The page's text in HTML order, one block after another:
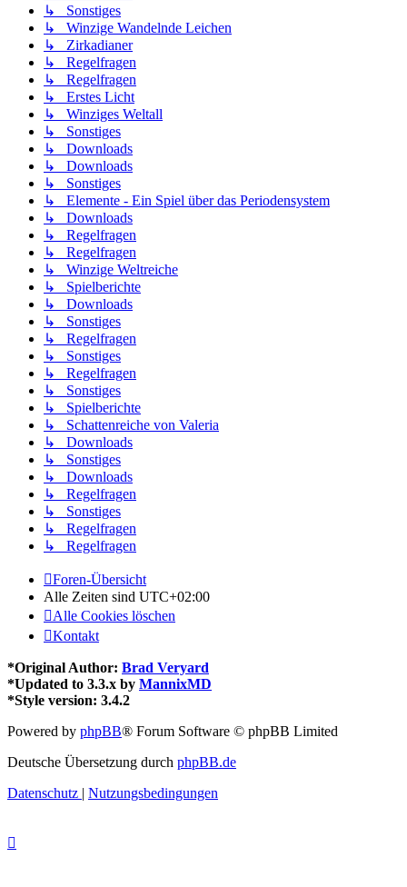
↳ Sonstiges
↳ Winzige Wandelnde Leichen
↳ Zirkadianer
↳ Regelfragen
↳ Regelfragen
↳ Erstes Licht
↳ Winziges Weltall
↳ Sonstiges
↳ Downloads
↳ Downloads
↳ Sonstiges
↳ Elemente - Ein Spiel über das Periodensystem
↳ Downloads
↳ Regelfragen
↳ Regelfragen
↳ Winzige Weltreiche
↳ Spielberichte
↳ Downloads
↳ Sonstiges
↳ Regelfragen
↳ Sonstiges
↳ Regelfragen
↳ Sonstiges
↳ Spielberichte
↳ Schattenreiche von Valeria
↳ Downloads
↳ Sonstiges
↳ Downloads
↳ Regelfragen
↳ Sonstiges
↳ Regelfragen
↳ Regelfragen
Foren-Übersicht
Alle Zeiten sind UTC+02:00
Alle Cookies löschen
Kontakt
*Original Author: Brad Veryard
*Updated to 3.3.x by MannixMD
*Style version: 3.4.2
Powered by phpBB® Forum Software © phpBB Limited
Deutsche Übersetzung durch phpBB.de
Datenschutz | Nutzungsbedingungen